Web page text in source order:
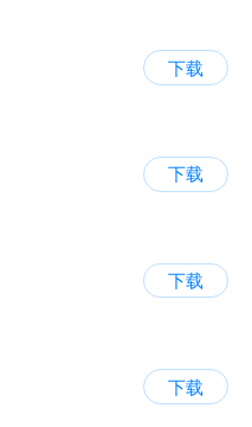
下载
下载
下载
下载